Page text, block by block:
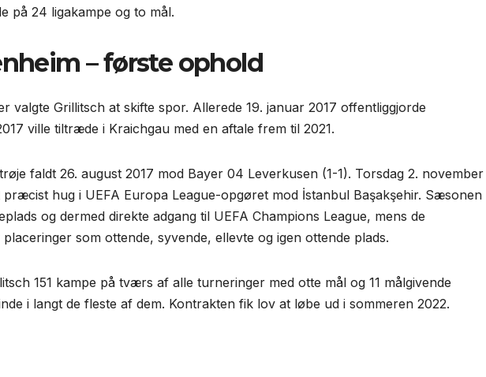
på 24 ligakampe og to mål.
– første ophold
valgte Grillitsch at skifte spor. Allerede 19. januar 2017 offentlig­gjorde
ville tiltræde i Kraichgau med en aftale frem til 2021.
faldt 26. august 2017 mod Bayer 04 Leverkusen (1-1). Torsdag 2. november
hug i UEFA Europa League-opgøret mod İstanbul Başakşehir. Sæsonen
og dermed direkte adgang til UEFA Champions League, mens de
som ottende, syvende, ellevte og igen ottende plads.
151 kampe på tværs af alle turneringer med otte mål og 11 målgivende
i langt de fleste af dem. Kontrakten fik lov at løbe ud i sommeren 2022.